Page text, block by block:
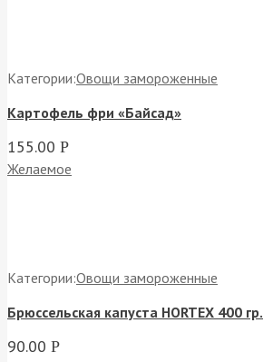
Категории:Овощи замороженные
Картофель фри «Байсад»
155.00 Р
Желаемое
Категории:Овощи замороженные
Брюссельская капуста HORTEX 400 гр.
90.00 Р